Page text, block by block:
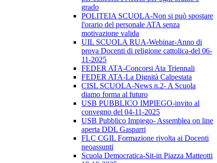
grado
POLITEIA SCUOLA-Non si può spostare
l'orario del personale ATA senza
motivazione valida
UIL SCUOLA RUA-Webinar-Anno di
prova Docenti di religione cattolica-del 06-
11-2025
FEDER ATA-Concorsi Ata Triennali
FEDER ATA-La Dignità Calpestata
CISL SCUOLA-News n.2- A Scuola
diamo forma al futuro
USB PUBBLICO IMPIEGO-invito al
convegno del 04-11-2025
USB Pubblico Impiego- Assemblea on line
aperta DDL Gasparri
FLC CGIL Formazione rivolta ai Docenti
neoassunti
Scuola Democratica-Sit-in Piazza Matteotti